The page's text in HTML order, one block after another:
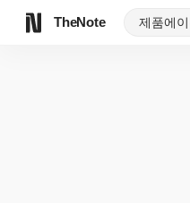
TheNote 제품에